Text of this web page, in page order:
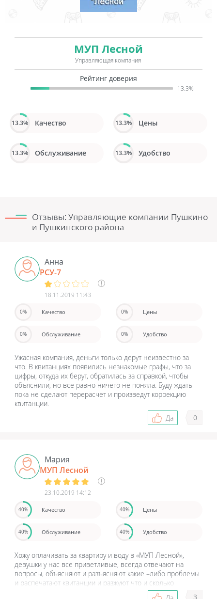
МУП Лесной
Управляющая компания
Рейтинг доверия
13.3%
13.3% Качество 13.3% Цены
13.3% Обслуживание 13.3% Удобство
Отзывы: Управляющие компании Пушкино
и Пушкинского района
Анна
РСУ-7
18.11.2019 11:43
0% Качество 0% Цены
0% Обслуживание 0% Удобство
Ужасная компания, деньги только дерут неизвестно за
что. В квитанциях появились незнакомые графы, что за
цифры, откуда их берут, обратилась за справкой, чтобы
объяснили, но все равно ничего не поняла. Буду ждать
пока не сделают перерасчет и произведут коррекцию
квитанции.
Да
0
Мария
МУП Лесной
23.10.2019 14:12
40% Качество 40% Цены
40% Обслуживание 40% Удобство
Хожу оплачивать за квартиру и воду в «МУП Лесной»,
девушки у нас все приветливые, всегда отвечают на
вопросы, объясняют и разъясняют какие –либо проблемы
и распечатают квитанции и разжуют что и сколько
оплатить. Молодцы!!! Спасибо вам большое за заботу, за
3